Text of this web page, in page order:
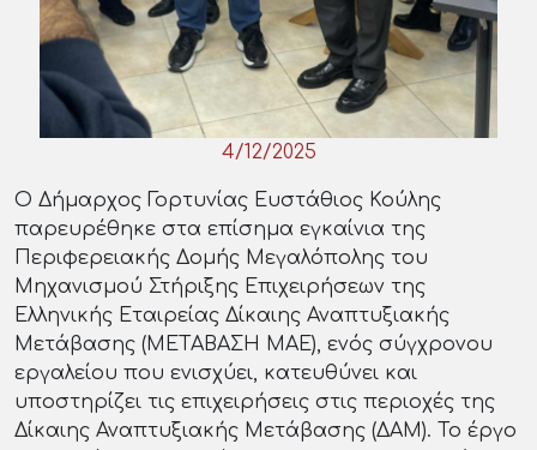
4/12/2025
Ο Δήμαρχος Γορτυνίας Ευστάθιος Κούλης
παρευρέθηκε στα επίσημα εγκαίνια της
Περιφερειακής Δομής Μεγαλόπολης του
Μηχανισμού Στήριξης Επιχειρήσεων της
Ελληνικής Εταιρείας Δίκαιης Αναπτυξιακής
Μετάβασης (ΜΕΤΑΒΑΣΗ ΜΑΕ), ενός σύγχρονου
εργαλείου που ενισχύει, κατευθύνει και
υποστηρίζει τις επιχειρήσεις στις περιοχές της
Δίκαιης Αναπτυξιακής Μετάβασης (ΔΑΜ). Το έργο